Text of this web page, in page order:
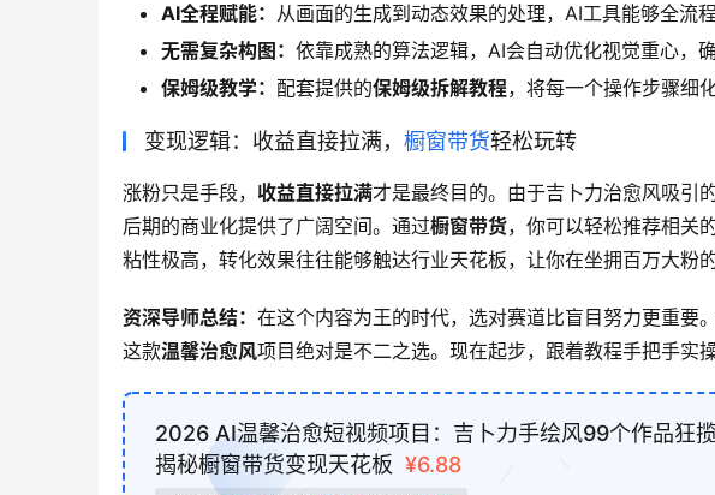
AI全程赋能： 从画面的生成到动态效果的处理，AI工具能够全流
无需复杂构图： 依靠成熟的算法逻辑，AI会自动优化视觉重心，
保姆级教学： 配套提供的保姆级拆解教程，将每一个操作步骤细
变现逻辑：收益直接拉满， 橱窗带货轻松玩转
涨粉只是手段， 收益直接拉满才是最终目的。由于吉卜力治愈风吸引
后期的商业化提供了广阔空间。通过橱窗带货，你可以轻松推荐相关
粘性极高，转化效果往往能够触达行业天花板，让你在坐拥百万大粉
资深导师总结： 在这个内容为王的时代，选对赛道比盲目努力更重要
这款温馨治愈风项目绝对是不二之选。现在起步，跟着教程手把手实
2026 AI温馨治愈短视频项目：吉卜力手绘风99个作品狂揽
揭秘橱窗带货变现天花板 ¥6.88